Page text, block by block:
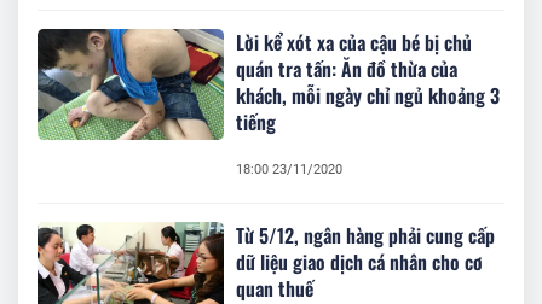
Lời kể xót xa của cậu bé bị chủ
quán tra tấn: Ăn đồ thừa của
khách, mỗi ngày chỉ ngủ khoảng 3
tiếng
18:00 23/11/2020
Từ 5/12, ngân hàng phải cung cấp
dữ liệu giao dịch cá nhân cho cơ
quan thuế